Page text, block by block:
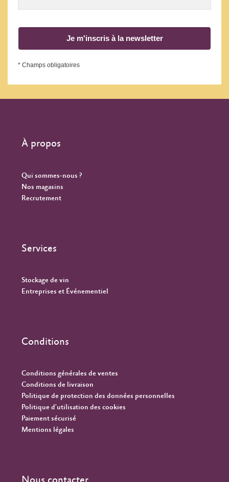
Je m'inscris à la newsletter
* Champs obligatoires
À propos
Qui sommes-nous ?
Nos magasins
Recrutement
Services
Stockage de vin
Entreprises et Événementiel
Conditions
Conditions générales de ventes
Conditions de livraison
Politique de protection des données personnelles
Politique d'utilisation des cookies
Paiement sécurisé
Mentions légales